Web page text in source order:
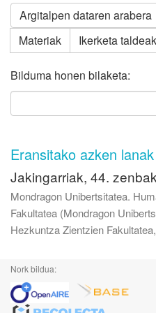
Argitalpen dataren arabera
Materiak
Ikerketa taldeak
Bilduma honen bilaketa:
Eransitako azken lanak
Jakingarriak, 44.
Mondragon Unibertsitatea.
Fakultatea (Mondragon
Hezkuntza Zientzien Fakultatea,
Nork bildua: